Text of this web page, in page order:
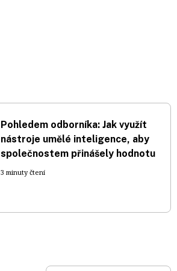
Pohledem odborníka: Jak využít
nástroje umělé inteligence, aby
společnostem přinášely hodnotu
3 minuty čtení